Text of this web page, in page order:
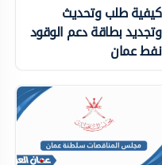
كيفية طلب وتحديث
وتجديد بطاقة دعم الوقود
نفط عمان